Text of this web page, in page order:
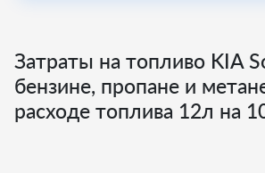
Затраты на топливо KIA
бензине, пропане и
расходе топлива 12л на